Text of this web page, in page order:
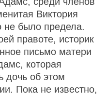
Виктория
не было предела.
правоте, историк
письмо матери
которая
дочь об этом
Пока не известно,